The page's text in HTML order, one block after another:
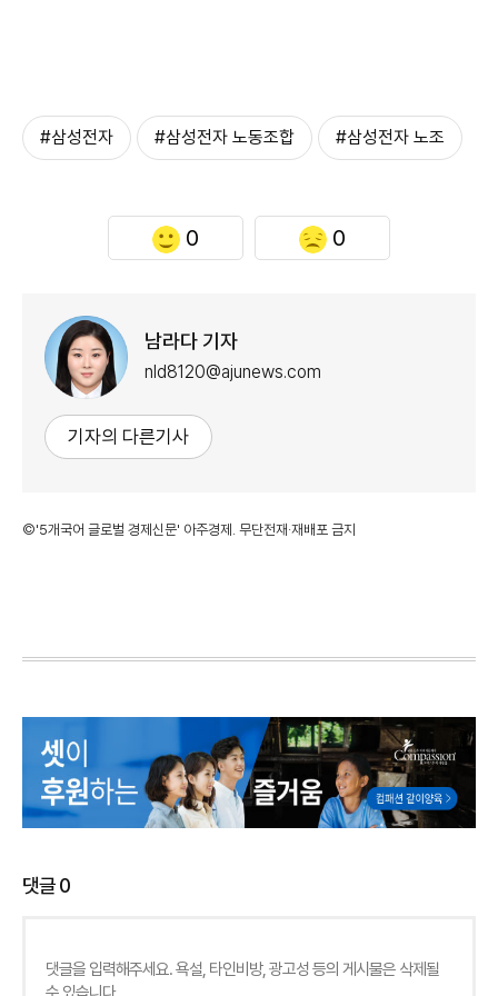
#삼성전자 #삼성전자 노동조합 #삼성전자 노조
0 0
남라다 기자
nld8120@ajunews.com
기자의 다른기사
©'5개국어 글로벌 경제신문' 아주경제. 무단전재·재배포 금지
댓글0